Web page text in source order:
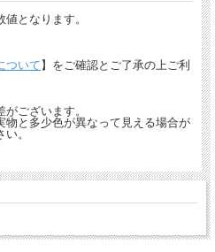
となります。
ついて 】をご確認とご了承の上ご利
ございます。
物と多少色が異なって見える場合が
。